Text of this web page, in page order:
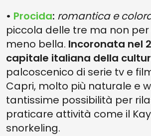
• Procida: romantica e
piccola delle tre ma non
meno bella. Incoronata nel
capitale italiana della
palcoscenico di serie tv e
Capri, molto più naturale e
tantissime possibilità per
praticare attività come il
snorkeling.